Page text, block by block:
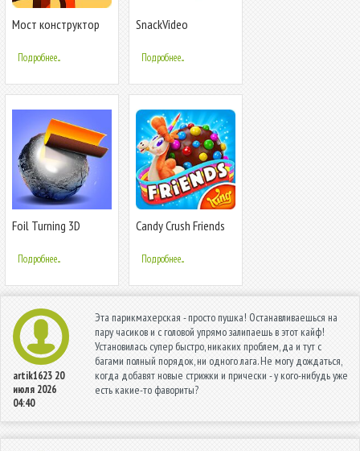
Мост конструктор
Подробнее...
SnackVideo
Подробнее...
Foil Turning 3D
Подробнее...
Candy Crush Friends
Подробнее...
artik1623 20
июля 2026
04:40
Эта парикмахерская - просто пушка! Останавливаешься на
пару часиков и с головой упрямо залипаешь в этот кайф!
Установилась супер быстро, никаких проблем, да и тут с
багами полный порядок, ни одного лага. Не могу дождаться,
когда добавят новые стрижки и прически - у кого-нибудь уже
есть какие-то фавориты?